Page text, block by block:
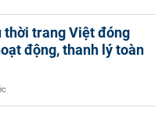
thời trang Việt đóng
động, thanh lý toàn